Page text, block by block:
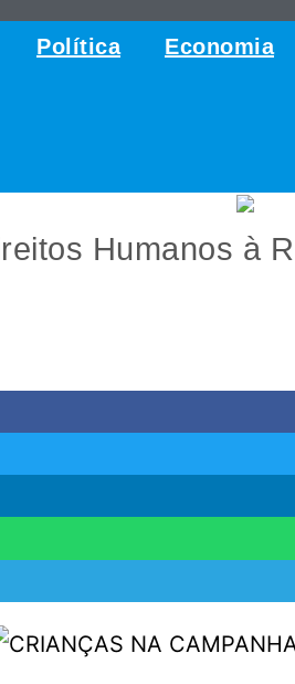
Política Economia
Humanos à